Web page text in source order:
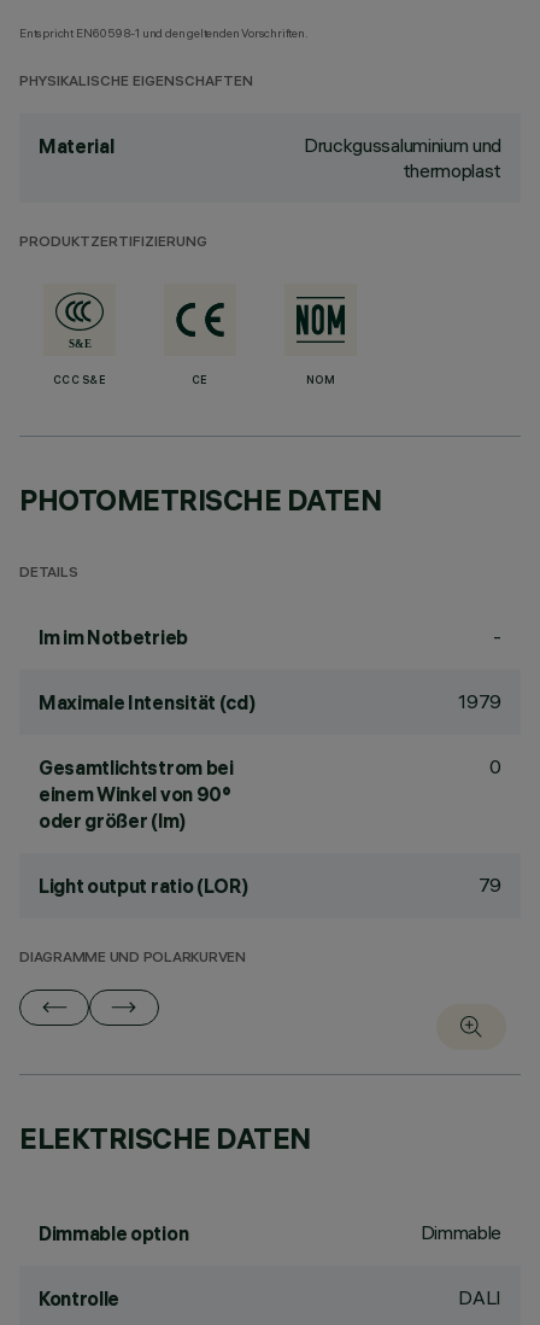
Entspricht EN60598-1 und den geltenden Vorschriften.
PHYSIKALISCHE EIGENSCHAFTEN
Material
Druckgussaluminium und
thermoplast
PRODUKTZERTIFIZIERUNG
CCC S&E CE NOM
PHOTOMETRISCHE DATEN
DETAILS
lm im Notbetrieb -
Maximale Intensität (cd) 1979
Gesamtlichtstrom bei
einem Winkel von 90°
oder größer (lm)
0
Light output ratio (LOR) 79
DIAGRAMME UND POLARKURVEN
ELEKTRISCHE DATEN
Dimmable option Dimmable
Kontrolle DALI